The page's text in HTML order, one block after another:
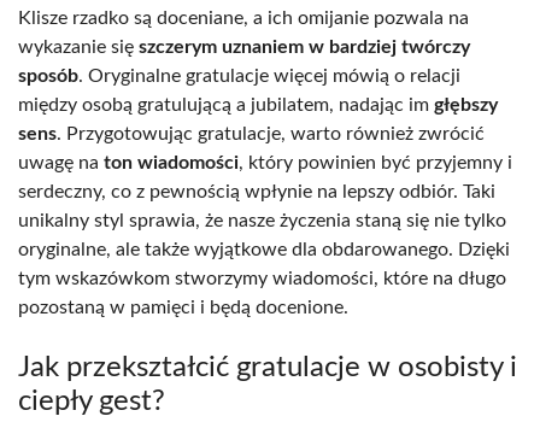
Klisze rzadko są doceniane, a ich omijanie pozwala na
wykazanie się szczerym uznaniem w bardziej twórczy
sposób. Oryginalne gratulacje więcej mówią o relacji
między osobą gratulującą a jubilatem, nadając im głębszy
sens. Przygotowując gratulacje, warto również zwrócić
uwagę na ton wiadomości, który powinien być przyjemny i
serdeczny, co z pewnością wpłynie na lepszy odbiór. Taki
unikalny styl sprawia, że nasze życzenia staną się nie tylko
oryginalne, ale także wyjątkowe dla obdarowanego. Dzięki
tym wskazówkom stworzymy wiadomości, które na długo
pozostaną w pamięci i będą docenione.
Jak przekształcić gratulacje w osobisty i
ciepły gest?